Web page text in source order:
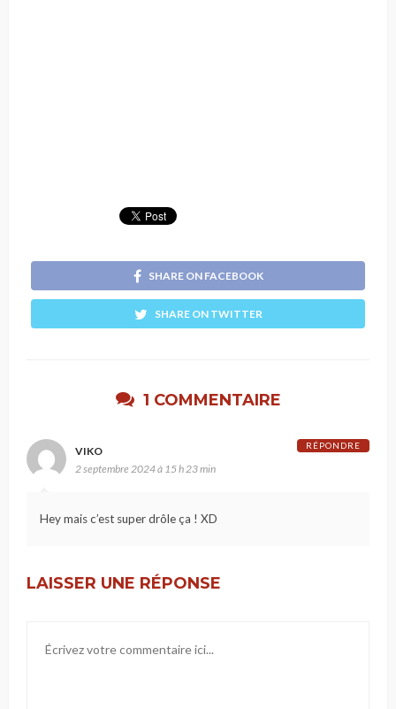
SHARE ON FACEBOOK
SHARE ON TWITTER
1 COMMENTAIRE
VIKO
2 septembre 2024 à 15 h 23 min
Hey mais c’est super drôle ça ! XD
RÉPONDRE
LAISSER UNE RÉPONSE